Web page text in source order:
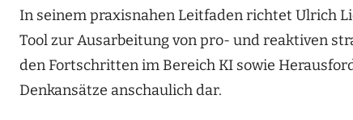
In seinem praxisnahen Leitfaden richtet Ulrich
Tool zur Ausarbeitung von pro- und reaktiven
den Fortschritten im Bereich KI sowie
Denkansätze anschaulich dar.